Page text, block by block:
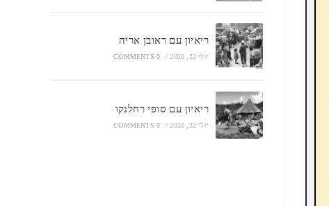
ריאיון עם ראובן אריה
יולי 22, 2020 /
0 COMMENTS
ריאיון עם סופי רחלנקו
יולי 22, 2020 /
0 COMMENTS